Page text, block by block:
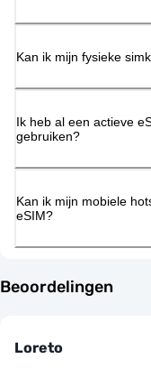
Kan ik mijn fysieke
Ik heb al een actieve
gebruiken?
Kan ik mijn mobiele
eSIM?
Beoordelingen
Loreto